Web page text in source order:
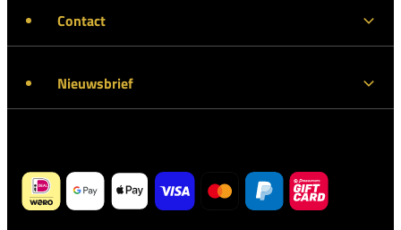
Contact
Nieuwsbrief